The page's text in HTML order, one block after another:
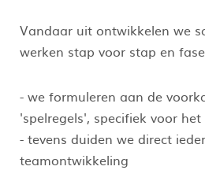
Vandaar uit ontwikkelen we
werken stap voor stap en
- we formuleren aan de
'spelregels', specifiek voor
- tevens duiden we direct
teamontwikkeling